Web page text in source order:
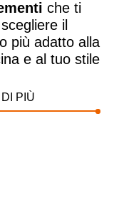
che ti
il
più adatto alla
e al tuo stile
PIÙ